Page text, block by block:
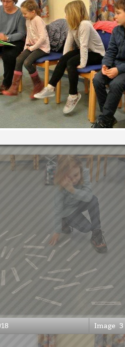
um unsere Webseite für Sie
Wenn Sie fortfahren,
von Cookies auf
Datenschutzerklärung/Cookie-
April 2018
Image 3